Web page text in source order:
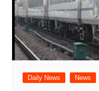
Daily News News